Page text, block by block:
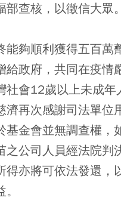
部查核，以徵信大眾。
能夠順利獲得五百萬
給政府，共同在疫情
社會12歲以上未成年
濟再次感謝司法單位
基金會並無調查權，
之公司人員經法院判
得亦將可依法發還，